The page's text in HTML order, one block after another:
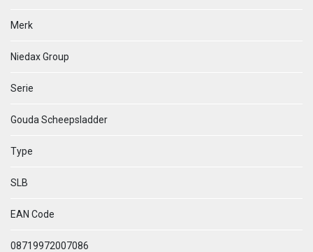
Merk
Niedax Group
Serie
Gouda Scheepsladder
Type
SLB
EAN Code
08719972007086